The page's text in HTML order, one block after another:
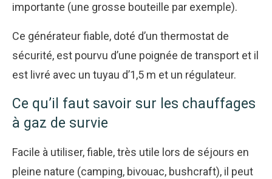
importante (une grosse bouteille par exemple).
Ce générateur fiable, doté d’un thermostat de
sécurité, est pourvu d’une poignée de transport et il
est livré avec un tuyau d’1,5 m et un régulateur.
Ce qu’il faut savoir sur les chauffages
à gaz de survie
Facile à utiliser, fiable, très utile lors de séjours en
pleine nature (camping, bivouac, bushcraft), il peut